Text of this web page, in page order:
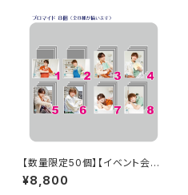
【数量限定50個】【イベント会場
特典付き】SECOND LINE Pre
sents みんなに会いに行くよ!
¥8,800